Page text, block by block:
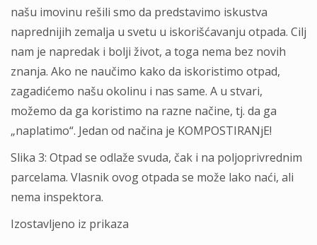
našu imovinu rešili smo da predstavimo iskustva
naprednijih zemalja u svetu u iskorišćavanju otpada. Cilj
nam je napredak i bolji život, a toga nema bez novih
znanja. Ako ne naučimo kako da iskoristimo otpad,
zagadićemo našu okolinu i nas same. A u stvari,
možemo da ga koristimo na razne načine, tj. da ga
„naplatimo“. Jedan od načina je KOMPOSTIRANјE!
Slika 3: Otpad se odlaže svuda, čak i na poljoprivrednim
parcelama. Vlasnik ovog otpada se može lako naći, ali
nema inspektora.
Izostavljeno iz prikaza